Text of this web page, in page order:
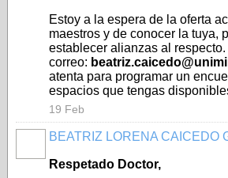
Estoy a la espera de la oferta
maestros y de conocer la tuya,
establecer alianzas al respecto.
correo:
atenta para programar un
espacios que tengas
19 Feb
BEATRIZ LORENA CAICEDO
Respetado Doctor,